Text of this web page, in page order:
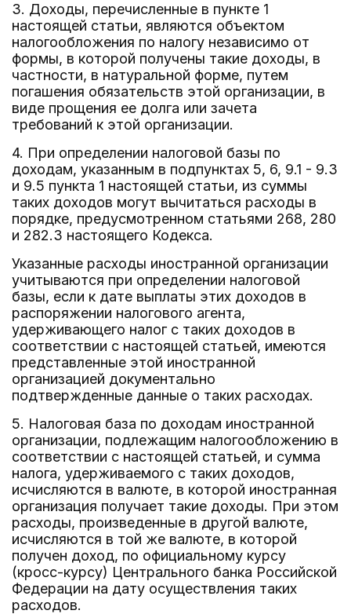
3. Доходы, перечисленные в пункте 1
настоящей статьи, являются объектом
налогообложения по налогу независимо от
формы, в которой получены такие доходы, в
частности, в натуральной форме, путем
погашения обязательств этой организации, в
виде прощения ее долга или зачета
требований к этой организации.
4. При определении налоговой базы по
доходам, указанным в подпунктах 5, 6, 9.1 - 9.3
и 9.5 пункта 1 настоящей статьи, из суммы
таких доходов могут вычитаться расходы в
порядке, предусмотренном статьями 268, 280
и 282.3 настоящего Кодекса.
Указанные расходы иностранной организации
учитываются при определении налоговой
базы, если к дате выплаты этих доходов в
распоряжении налогового агента,
удерживающего налог с таких доходов в
соответствии с настоящей статьей, имеются
представленные этой иностранной
организацией документально
подтвержденные данные о таких расходах.
5. Налоговая база по доходам иностранной
организации, подлежащим налогообложению в
соответствии с настоящей статьей, и сумма
налога, удерживаемого с таких доходов,
исчисляются в валюте, в которой иностранная
организация получает такие доходы. При этом
расходы, произведенные в другой валюте,
исчисляются в той же валюте, в которой
получен доход, по официальному курсу
(кросс-курсу) Центрального банка Российской
Федерации на дату осуществления таких
расходов.